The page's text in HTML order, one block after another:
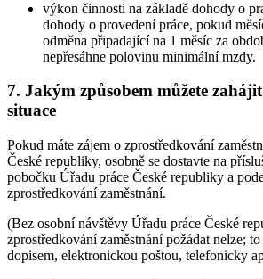
výkon činnosti na základě dohody o
dohody o provedení práce, pokud
odměna připadající na 1 měsíc za
nepřesáhne polovinu minimální mzdy.
7. Jakým způsobem můžete
situace
Pokud máte zájem o zprostředkování
České republiky, osobně se dostavte na
pobočku Úřadu práce České republiky a
zprostředkování zaměstnání.
(Bez osobní návštěvy Úřadu práce České
zprostředkování zaměstnání požádat nelze;
dopisem, elektronickou poštou, telefonicky